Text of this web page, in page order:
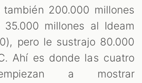
también 200.000 millones
millones al Ideam
pero le sustrajo 80.000
Ahí es donde las cuatro
a mostrar